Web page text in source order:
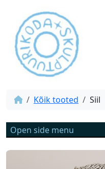
Kõik tooted Siil
Open side menu